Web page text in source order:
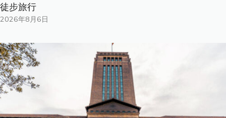
徒步旅行
2026年8月6日